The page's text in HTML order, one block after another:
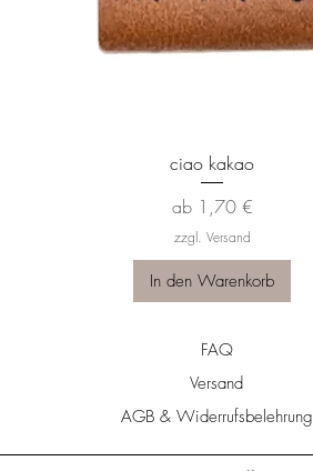
Schnellansicht
ciao kakao
ab 1,70 €
Sale-Preis
zzgl. Versand
In den Warenkorb
FAQ
Versand
AGB & Widerrufsbelehrung